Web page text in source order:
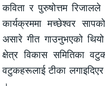
कविता र पुरुषोत्तम
कार्यक्रममा मच्छेश्वर
असारे गीत गाउनुभएको
क्षेत्र विकास समितिका
वटुकहरूलाई टीका लगाइदिएर